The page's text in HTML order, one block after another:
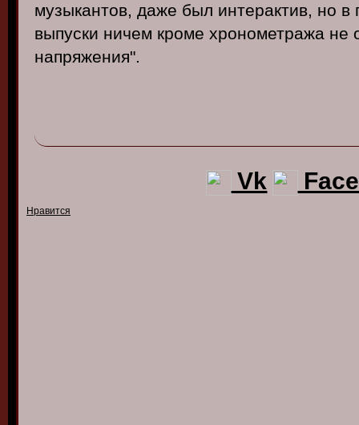
музыкантов, даже был интерактив, но
выпуски ничем кроме хронометража не
напряжения".
Vk
Нравится